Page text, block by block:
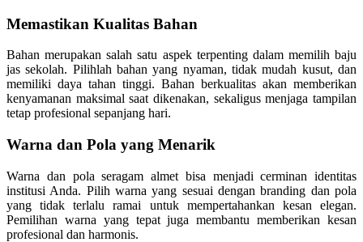
Memastikan Kualitas Bahan
Bahan merupakan salah satu aspek terpenting dalam memilih baju
jas sekolah. Pilihlah bahan yang nyaman, tidak mudah kusut, dan
memiliki daya tahan tinggi. Bahan berkualitas akan memberikan
kenyamanan maksimal saat dikenakan, sekaligus menjaga tampilan
tetap profesional sepanjang hari.
Warna dan Pola yang Menarik
Warna dan pola seragam almet bisa menjadi cerminan identitas
institusi Anda. Pilih warna yang sesuai dengan branding dan pola
yang tidak terlalu ramai untuk mempertahankan kesan elegan.
Pemilihan warna yang tepat juga membantu memberikan kesan
profesional dan harmonis.